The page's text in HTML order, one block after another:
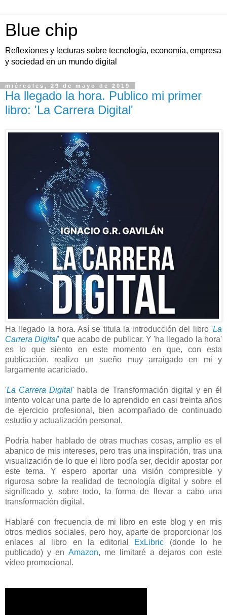
Blue chip
Reflexiones y lecturas sobre tecnología, economía, empresa
y sociedad en un mundo digital
miércoles, 29 de mayo de 2019
Ha llegado la hora. Publico mi primer
libro: 'La Carrera Digital'
Ha llegado la hora. Así se titula la introducción del libro 'La
Carrera Digital' que acabo de publicar. Y 'ha llegado la hora'
es lo que siento en este momento en que, con esta
publicación. realizo un sueño muy arraigado en mi y
largamente acariciado.
'La Carrera Digital' habla de Transformación digital y en él
intento volcar una parte de lo aprendido en casi treinta años
de ejercicio profesional, bien acompañado de continuado
estudio y actualización personal.
Podría haber hablado de otras muchas cosas, amplio es el
abanico de mis intereses, pero tras una inspiración, tras una
visualización de lo que el libro podía ser, decidir apostar por
este tema. Y espero aportar una visión compresible y
rigurosa sobre la realidad de tecnología digital y sobre el
significado y, sobre todo, la forma de llevar a cabo una
transformación digital.
Hablaré con frecuencia de mi libro en este blog y en mis
otros medios sociales, pero hoy, aparte de proporcionar los
enlaces al libro en la editorial ExLibric (donde lo he
publicado) y en Amazon, me limitaré a dejaros con este
vídeo promocional.